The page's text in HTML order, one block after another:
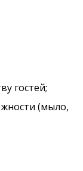
гостей;
(мыло,